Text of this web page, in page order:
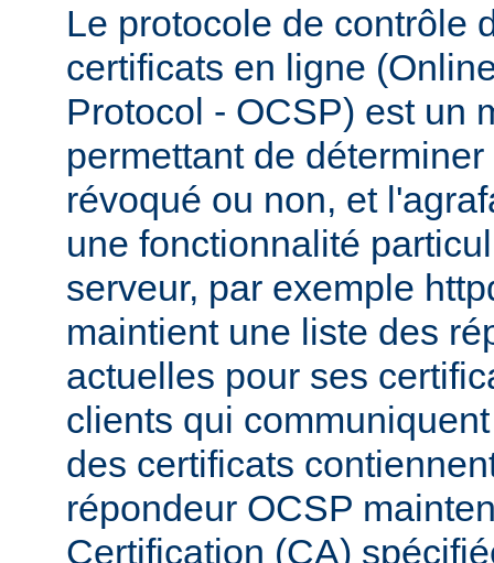
Le protocole de contrôle
certificats en ligne
Protocol - OCSP) est un
permettant de
révoqué ou non, et
une fonctionnalité
serveur, par exemple
maintient une liste des
actuelles pour ses
clients qui
des certificats
répondeur OCSP
Certification (CA)